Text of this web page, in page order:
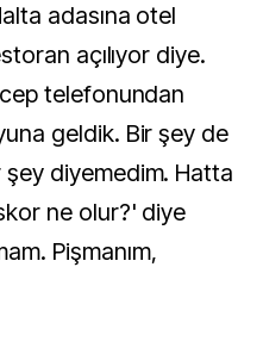
adasına otel
açılıyor diye.
telefonundan
geldik. Bir şey de
diyemedim. Hatta
ne olur?' diye
Pişmanım,